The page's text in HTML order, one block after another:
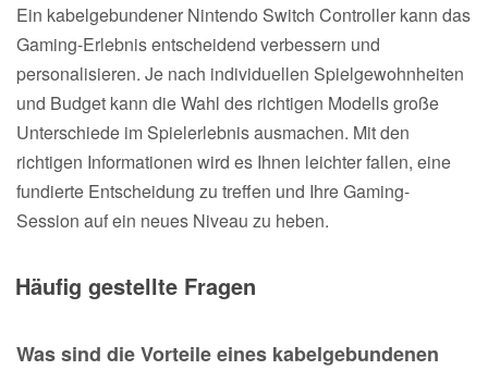
Ein kabelgebundener Nintendo Switch Controller kann das
Gaming-Erlebnis entscheidend verbessern und
personalisieren. Je nach individuellen Spielgewohnheiten
und Budget kann die Wahl des richtigen Modells große
Unterschiede im Spielerlebnis ausmachen. Mit den
richtigen Informationen wird es Ihnen leichter fallen, eine
fundierte Entscheidung zu treffen und Ihre Gaming-
Session auf ein neues Niveau zu heben.
Häufig gestellte Fragen
Was sind die Vorteile eines kabelgebundenen